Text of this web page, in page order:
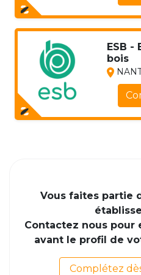
ESB -
bois
Vous faites partie
Contactez nous
avant le profil de
Complétez